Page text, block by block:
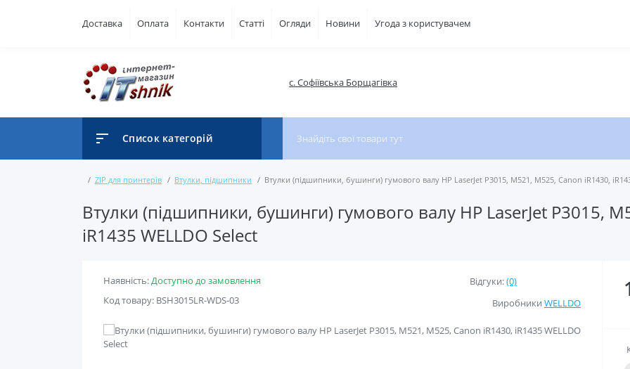
Доставка Оплата Контакти Статті Огляди Новини Угода з користувачем
с. Софіївська Борщагівка
Список категорій
ZIP для принтерів Втулки, підшипники Втулки (підшипники, бушинги) гумового валу HP LaserJet P3015, M521, M525, Canon iR1430,
Втулки (підшипники, бушинги) гумового валу HP LaserJet P3015,
iR1435 WELLDO Select
Наявність:Доступно до замовлення
Код товару: BSH3015LR-WDS-03
Відгуки:(0)
Виробники WELLDO